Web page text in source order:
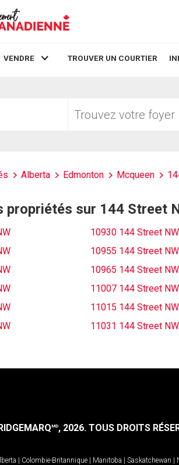
VENDRE TROUVER UN COURTIER
votre
Alberta Edmonton Mcqueen
propriétés sur 144 Street
10930 144 Street NW
10955 144 Street NW
10965 144 Street NW
11007 144 Street NW
11015 144 Street NW
11031 144 Street NW
MD, 2026. TOUS DROITS
| Colombie-Britannique | Manitoba | Saskatchewan |